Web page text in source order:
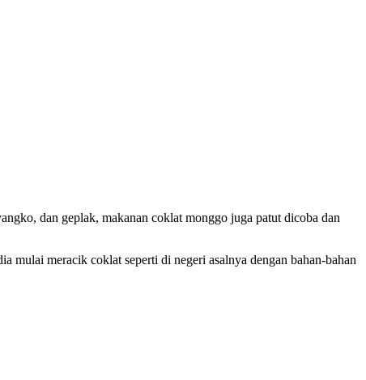
dan geplak, makanan coklat monggo juga patut dicoba dan
mulai meracik coklat seperti di negeri asalnya dengan bahan-bahan